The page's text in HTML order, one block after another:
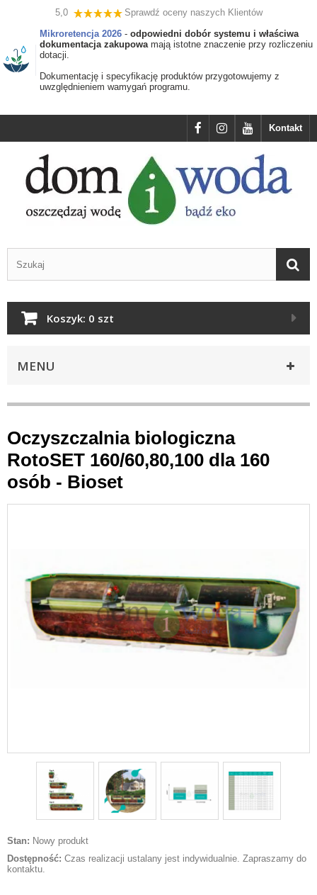
5,0
Sprawdź oceny naszych Klientów
Mikroretencja 2026 - odpowiedni dobór systemu i właściwa
dokumentacja zakupowamają istotne znaczenie przy rozliczeniu
dotacji.
Dokumentację i specyfikację produktów przygotowujemy z
uwzględnieniem wamygań programu.
Kontakt
Koszyk: 0 szt
MENU
Oczyszczalnia biologiczna
RotoSET 160/60,80,100 dla 160
osób - Bioset
Stan: Nowy produkt
Dostępność: Czas realizacji ustalany jest indywidualnie. Zapraszamy do
kontaktu.